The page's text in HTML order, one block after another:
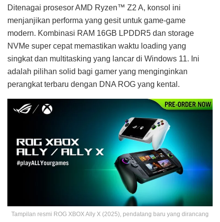
Ditenagai prosesor AMD Ryzen™ Z2 A, konsol ini
menjanjikan performa yang gesit untuk game-game
modern. Kombinasi RAM 16GB LPDDR5 dan storage
NVMe super cepat memastikan waktu loading yang
singkat dan multitasking yang lancar di Windows 11. Ini
adalah pilihan solid bagi gamer yang menginginkan
perangkat terbaru dengan DNA ROG yang kental.
Tampilan resmi ROG XBOX Ally X (2025), pendatang baru yang dirancang